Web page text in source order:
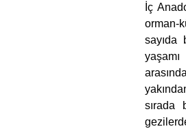
İç
orman-
sayıda
sırada